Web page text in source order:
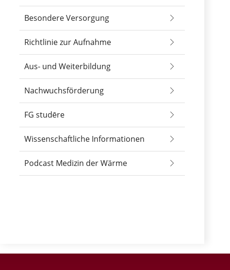
Besondere Versorgung
Richtlinie zur Aufnahme
Aus- und Weiterbildung
Nachwuchsförderung
FG studēre
Wissenschaftliche Informationen
Podcast Medizin der Wärme